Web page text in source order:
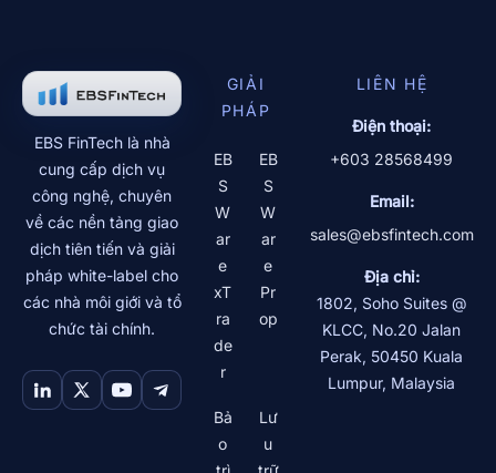
EBS FinTech là nhà
cung cấp dịch vụ
công nghệ, chuyên
về các nền tảng giao
dịch tiên tiến và giải
pháp white-label cho
các nhà môi giới và tổ
chức tài chính.
GIẢI
PHÁP
EB
S
W
ar
e
xT
ra
de
r
EB
S
W
ar
e
Pr
op
Bả
o
Lư
u
LIÊN HỆ
Điện thoại:
+603 28568499
Email:
sales@ebsfintech.com
Địa chỉ:
1802, Soho Suites @
KLCC, No.20 Jalan
Perak, 50450 Kuala
Lumpur, Malaysia